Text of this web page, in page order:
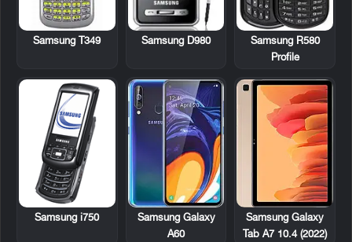
Samsung R580
Profile
Samsung D980
Samsung T349
Samsung Galaxy
Tab A7 10.4 (2022)
Samsung Galaxy
A60
Samsung i750